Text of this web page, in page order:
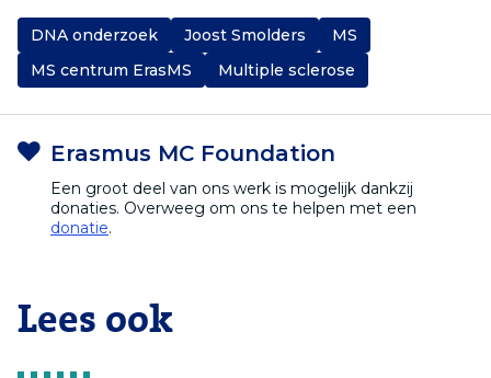
DNA onderzoek Joost Smolders
MS
MS centrum ErasMS
Multiple sclerose
Erasmus MC Foundation
Een groot deel van ons werk is mogelijk dankzij
donaties. Overweeg om ons te helpen met een
donatie.
Lees ook